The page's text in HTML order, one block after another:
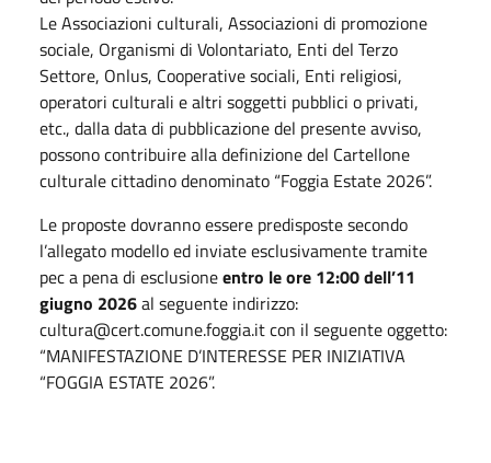
Le Associazioni culturali, Associazioni di promozione
sociale, Organismi di Volontariato, Enti del Terzo
Settore, Onlus, Cooperative sociali, Enti religiosi,
operatori culturali e altri soggetti pubblici o privati,
etc., dalla data di pubblicazione del presente avviso,
possono contribuire alla definizione del Cartellone
culturale cittadino denominato “Foggia Estate 2026”.
Le proposte dovranno essere predisposte secondo
l’allegato modello ed inviate esclusivamente tramite
pec a pena di esclusioneentro le ore 12:00 dell’11
giugno 2026al seguente indirizzo:
cultura@cert.comune.foggia.it con il seguente oggetto:
“MANIFESTAZIONE D’INTERESSE PER INIZIATIVA
“FOGGIA ESTATE 2026”.